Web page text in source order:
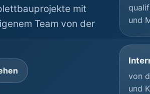
mit
Team von der
und
von
und